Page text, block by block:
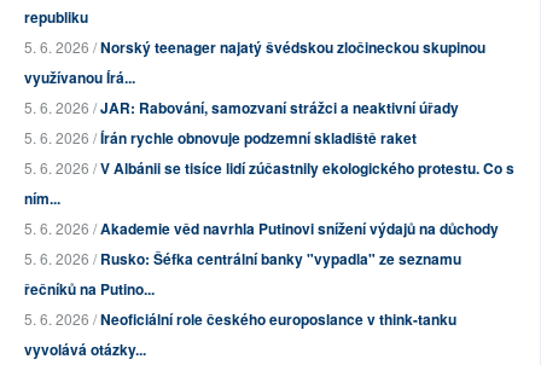
republiku
5. 6. 2026 /Norský teenager najatý švédskou zločineckou skupinou
využívanou Írá...
5. 6. 2026 /JAR: Rabování, samozvaní strážci a neaktivní úřady
5. 6. 2026 /Írán rychle obnovuje podzemní skladiště raket
5. 6. 2026 /V Albánii se tisíce lidí zúčastnily ekologického protestu. Co s
ním...
5. 6. 2026 /Akademie věd navrhla Putinovi snížení výdajů na důchody
5. 6. 2026 /Rusko: Šéfka centrální banky "vypadla" ze seznamu
řečníků na Putino...
5. 6. 2026 /Neoficiální role českého europoslance v think-tanku
vyvolává otázky...